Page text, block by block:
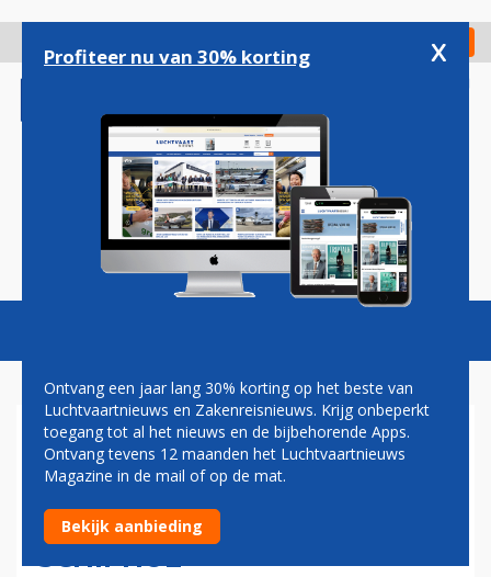
gaan
Check in
Magazine Podcasts Vacatures
IN BEELD: 'S WERELDS
NIEUWSTE EN LAATSTE
BOEING 747 LANDT OP
SCHIPHOL
Profiteer nu van 30% korting x
Ontvang een jaar lang 30% korting op het beste van
Luchtvaartnieuws en Zakenreisnieuws. Krijg onbeperkt
toegang tot al het nieuws en de bijbehorende Apps.
Ontvang tevens 12 maanden het Luchtvaartnieuws
Magazine in de mail of op de mat.
Bekijk aanbieding